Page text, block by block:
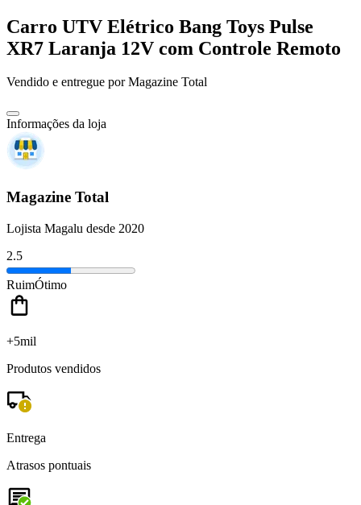
Carro UTV Elétrico Bang Toys Pulse
XR7 Laranja 12V com Controle Remoto
Vendido e entregue por Magazine Total
Informações da loja
Magazine Total
Lojista Magalu desde 2020
2.5
RuimÓtimo
+5mil
Produtos vendidos
Entrega
Atrasos pontuais